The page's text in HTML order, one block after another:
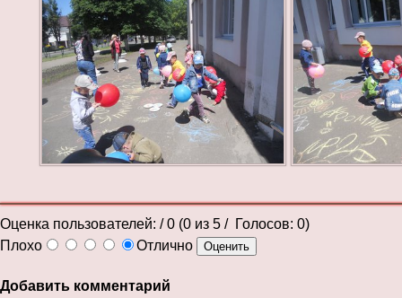
Оценка пользователей: / 0 (0 из 5 / Голосов: 0)
Плохо
Отлично
Добавить комментарий